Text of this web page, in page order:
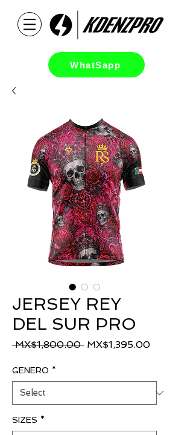
WhatSapp
JERSEY REY
DEL SUR PRO
MX$1,800.00 Regular
MX$1,395.00Sale
GENERO *
SIZES *